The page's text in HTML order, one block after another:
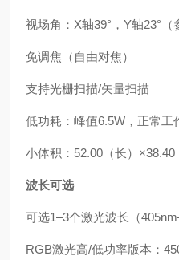
视场角：X轴39°，Y轴23°（
免调焦（自由对焦）
支持光栅扫描/矢量扫描
低功耗：峰值6.5W，正常工
小体积：52.00（长）
波长可选
可选1–3个激光波长（
RGB激光高/低功率版本：